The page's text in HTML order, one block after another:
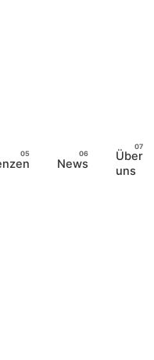
News
Über
uns